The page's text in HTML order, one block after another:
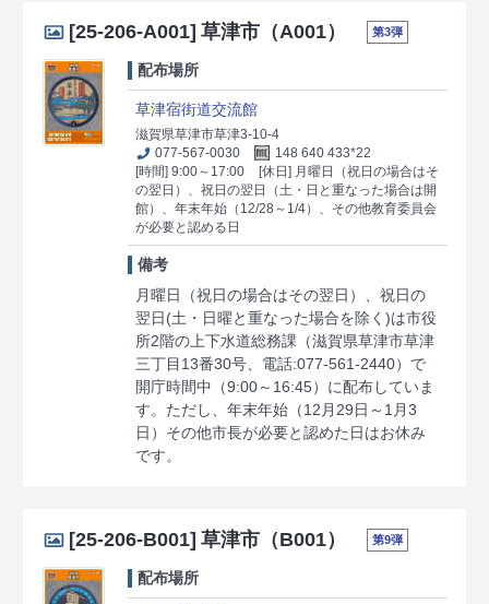
[25-206-A001] 草津市（A001） 第3弾
配布場所
草津宿街道交流館
滋賀県草津市草津3-10-4
077-567-0030
148 640 433*22
[時間] 9:00～17:00
[休日] 月曜日（祝日の場合はそ
の翌日）、祝日の翌日（土・日と重なった場合は開
館）、年末年始（12/28～1/4）、その他教育委員会
が必要と認める日
備考
月曜日（祝日の場合はその翌日）、祝日の
翌日(土・日曜と重なった場合を除く)は市役
所2階の上下水道総務課（滋賀県草津市草津
三丁目13番30号、電話:077-561-2440）で
開庁時間中（9:00～16:45）に配布していま
す。ただし、年末年始（12月29日～1月3
日）その他市長が必要と認めた日はお休み
です。
[25-206-B001] 草津市（B001） 第9弾
配布場所